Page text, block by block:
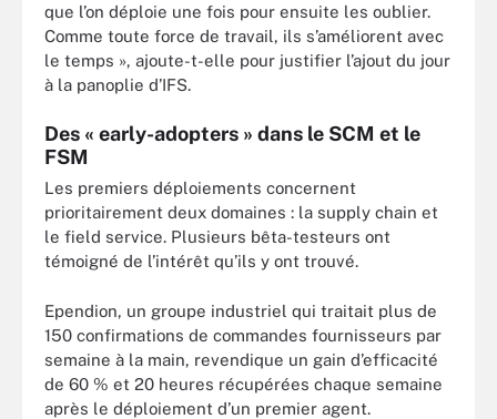
que l’on déploie une fois pour ensuite les oublier.
Comme toute force de travail, ils s’améliorent avec
le temps », ajoute-t-elle pour justifier l’ajout du jour
à la panoplie d’IFS.
Des « early-adopters » dans le SCM et le
FSM
Les premiers déploiements concernent
prioritairement deux domaines : la supply chain et
le field service. Plusieurs bêta-testeurs ont
témoigné de l’intérêt qu’ils y ont trouvé.
Ependion, un groupe industriel qui traitait plus de
150 confirmations de commandes fournisseurs par
semaine à la main, revendique un gain d’efficacité
de 60 % et 20 heures récupérées chaque semaine
après le déploiement d’un premier agent.